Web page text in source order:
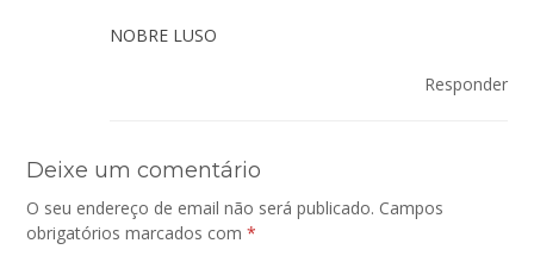
NOBRE LUSO
Responder
Deixe um comentário
O seu endereço de email não será publicado. Campos
obrigatórios marcados com*